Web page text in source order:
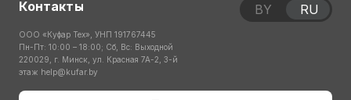
Контакты
ООО «Куфар Тех», УНП 191767445
Пн-Пт: 10:00 – 18:00; Сб, Вс: Выходной
220029, г. Минск, ул. Красная 7А-2, 3-й
этаж help@kufar.by
BY RU